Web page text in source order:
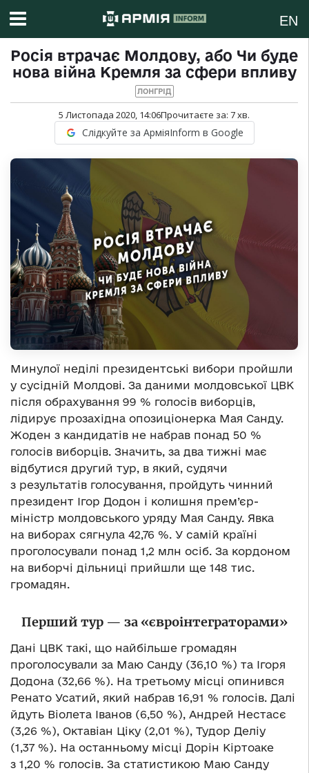
EN
Росія втрачає Молдову, або Чи буде
нова війна Кремля за сфери впливу
ЛОНГРІД
5 Листопада 2020, 14:06Прочитаєте за: 7хв.
Слідкуйте за АрміяInform в Google
Минулої неділі президентські вибори пройшли
у сусідній Молдові. За даними молдовської ЦВК
після обрахування 99 % голосів виборців,
лідирує прозахідна опозиціонерка Мая Санду.
Жоден з кандидатів не набрав понад 50 %
голосів виборців. Значить, за два тижні має
відбутися другий тур, в який, судячи
з результатів голосування, пройдуть чинний
президент Ігор Додон і колишня прем’єр-
міністр молдовського уряду Мая Санду. Явка
на виборах сягнула 42,76 %. У самій країні
проголосували понад 1,2 млн осіб. За кордоном
на виборчі дільниці прийшли ще 148 тис.
громадян.
Перший тур — за «євроінтеграторами»
Дані ЦВК такі, що найбільше громадян
проголосували за Маю Санду (36,10 %) та Ігоря
Додона (32,66 %). На третьому місці опинився
Ренато Усатий, який набрав 16,91 % голосів. Далі
йдуть Віолета Іванов (6,50 %), Андрей Нестасє
(3,26 %), Октавіан Ціку (2,01 %), Тудор Деліу
(1,37 %). На останньому місці Дорін Кіртоаке
з 1,20 % голосів. За статистикою Маю Санду